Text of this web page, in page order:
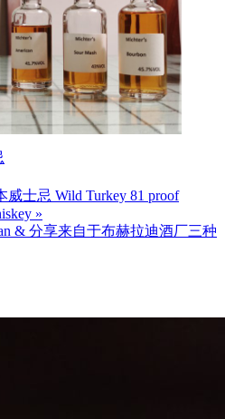
士忌 Wild Turkey 81 proof
»
& 分享来自于布赫拉迪酒厂三种